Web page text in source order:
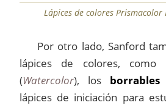
Lápices de colores Prismacolor
Por otro lado, Sanford
lápices de colores, como
(Watercolor), los borrables
lápices de iniciación para